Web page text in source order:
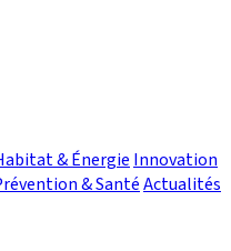
& Énergie Innovation
& SantéActualités